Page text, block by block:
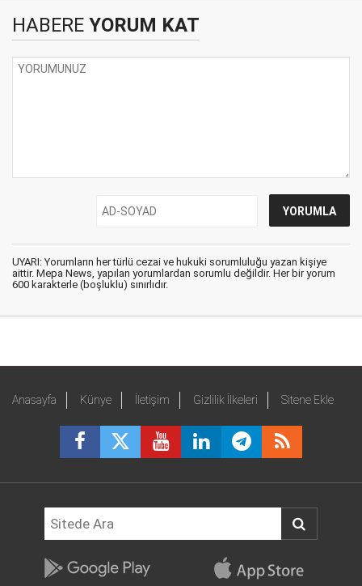
HABERE YORUM KAT
UYARI: Yorumların her türlü cezai ve hukuki sorumluluğu yazan kişiye
aittir. Mepa News, yapılan yorumlardan sorumlu değildir. Her bir yorum
600 karakterle (boşluklu) sınırlıdır.
Anasayfa Künye İletişim Gizlilik İlkeleri Sitene Ekle